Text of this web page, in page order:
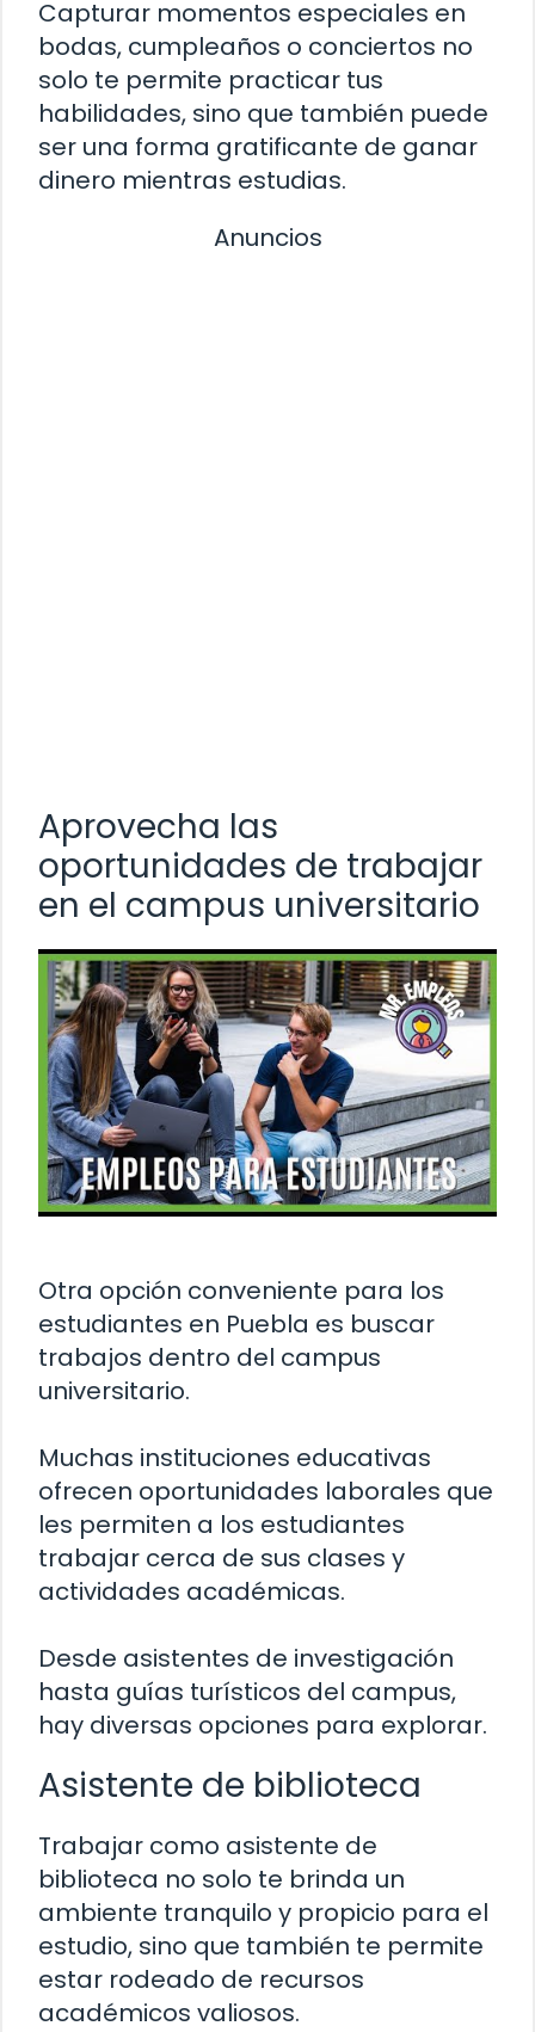
Capturar momentos especiales en
bodas, cumpleaños o conciertos no
solo te permite practicar tus
habilidades, sino que también puede
ser una forma gratificante de ganar
dinero mientras estudias.
Anuncios
Aprovecha las
oportunidades de trabajar
en el campus universitario
Otra opción conveniente para los
estudiantes en Puebla es buscar
trabajos dentro del campus
universitario.
Muchas instituciones educativas
ofrecen oportunidades laborales que
les permiten a los estudiantes
trabajar cerca de sus clases y
actividades académicas.
Desde asistentes de investigación
hasta guías turísticos del campus,
hay diversas opciones para explorar.
Asistente de biblioteca
Trabajar como asistente de
biblioteca no solo te brinda un
ambiente tranquilo y propicio para el
estudio, sino que también te permite
estar rodeado de recursos
académicos valiosos.